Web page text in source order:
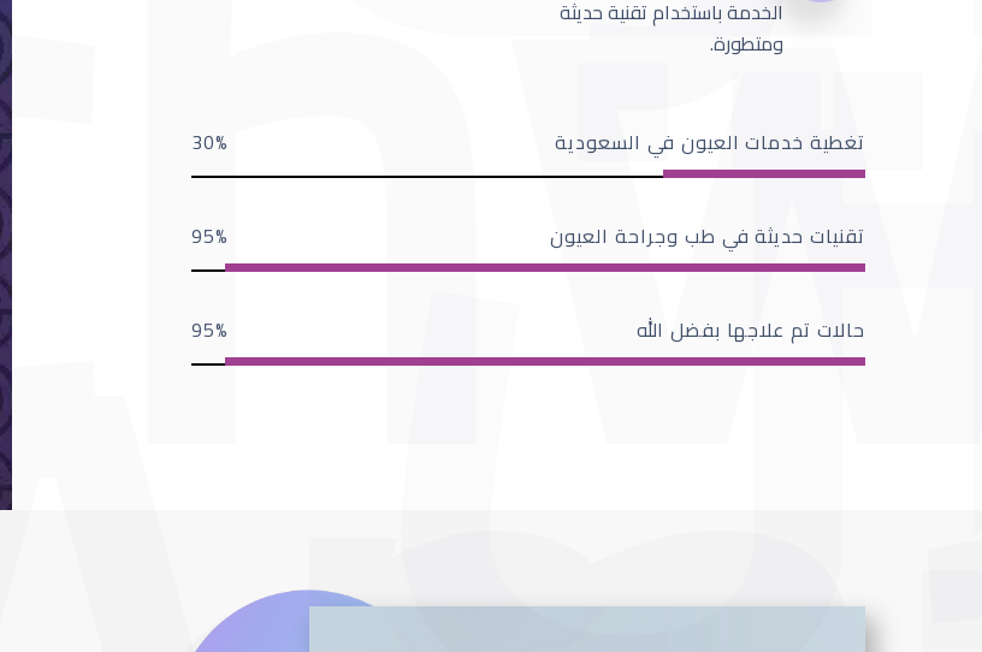
الخدمة باستخدام تقنية حديثة
ومتطورة.
تغطية خدمات العيون في السعودية 30
تقنيات حديثة في طب وجراحة العيون 95
حالات تم علاجها بفضل الله 95